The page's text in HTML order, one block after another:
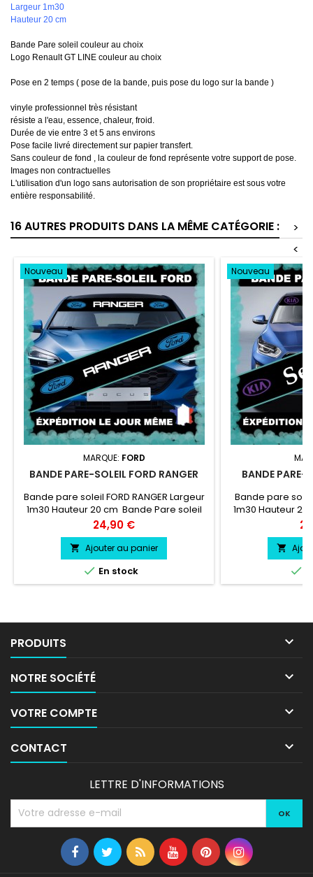
Largeur 1m30
Hauteur 20 cm
Bande Pare soleil couleur au choix
Logo Renault GT LINE couleur au choix
Pose en 2 temps ( pose de la bande, puis pose du logo sur la bande )
vinyle professionnel très résistant
résiste a l'eau, essence, chaleur, froid.
Durée de vie entre 3 et 5 ans environs
Pose facile livré directement sur papier transfert.
Sans couleur de fond , la couleur de fond représente votre support de pose.
Images non contractuelles
L'utilisation d'un logo sans autorisation de son propriétaire est sous votre
entière responsabilité.
16 AUTRES PRODUITS DANS LA MÊME CATÉGORIE :
>
<
Nouveau
MARQUE: FORD
BANDE PARE-SOLEIL FORD RANGER
Bande pare soleil FORD RANGER Largeur
1m30 Hauteur 20 cm Bande Pare soleil
couleur au choix Logo FORD RANGER
couleur au choix
Prix
24,90 €
 Ajouter au panier
 En stock
Nouveau
BANDE PARE-
Bande pare
1m30 Hauteur
couleur au


PRODUITS 
NOTRE SOCIÉTÉ 
VOTRE COMPTE 
CONTACT 
LETTRE D'INFORMATIONS